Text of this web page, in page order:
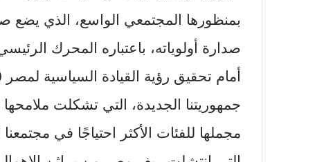
بمنظورها المجتمعي الواسع، الذي
صدارة أولوياته، باعتباره المحرك
جمهوريتنا الجديدة، التي تشكلت
مجملها للفئات الأكثر احتياجًا في